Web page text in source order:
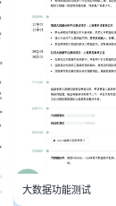
大数据功能测试